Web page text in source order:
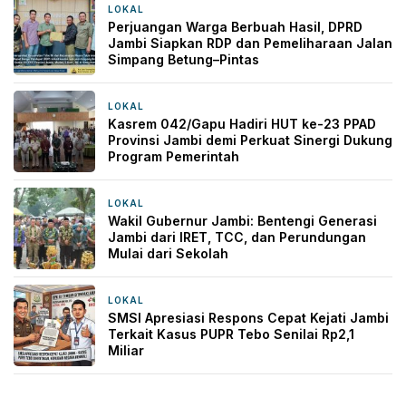
LOKAL
Perjuangan Warga Berbuah Hasil, DPRD
Jambi Siapkan RDP dan Pemeliharaan Jalan
Simpang Betung–Pintas
LOKAL
Kasrem 042/Gapu Hadiri HUT ke-23 PPAD
Provinsi Jambi demi Perkuat Sinergi Dukung
Program Pemerintah
LOKAL
Wakil Gubernur Jambi: Bentengi Generasi
Jambi dari IRET, TCC, dan Perundungan
Mulai dari Sekolah
LOKAL
SMSI Apresiasi Respons Cepat Kejati Jambi
Terkait Kasus PUPR Tebo Senilai Rp2,1
Miliar